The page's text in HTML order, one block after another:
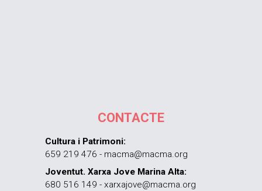
CONTACTE
Cultura i Patrimoni:
659 219 476 - macma@macma.org
Joventut. Xarxa Jove Marina Alta:
680 516 149 - xarxajove@macma.org